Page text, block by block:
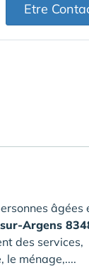
Etre
âgées
Argens
des services,
ménage,....